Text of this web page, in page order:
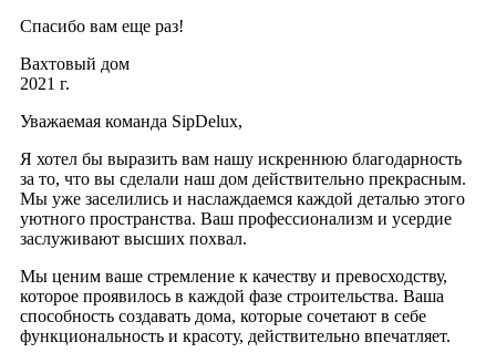
Спасибо вам еще раз!
Вахтовый дом
2021 г.
Уважаемая команда SipDelux,
Я хотел бы выразить вам нашу искреннюю благодарность
за то, что вы сделали наш дом действительно прекрасным.
Мы уже заселились и наслаждаемся каждой деталью этого
уютного пространства. Ваш профессионализм и усердие
заслуживают высших похвал.
Мы ценим ваше стремление к качеству и превосходству,
которое проявилось в каждой фазе строительства. Ваша
способность создавать дома, которые сочетают в себе
функциональность и красоту, действительно впечатляет.